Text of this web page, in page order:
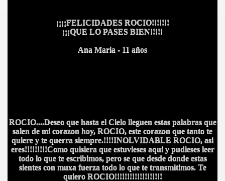
¡¡¡¡FELICIDADES ROCIO!!!!!!!
¡¡¡QUE LO PASES BIEN!!!!!
Ana Maria - 11 años
ROCIO....Deseo que hasta el Cielo lleguen estas palabras que
salen de mi corazon hoy, ROCIO, este corazon que tanto te
quiere y te querra siempre.!!!!INOLVIDABLE ROCIO, asi
eres!!!!!!!!!Como quisiera que estuvieses aqui y pudieses leer
todo lo que te escribimos, pero se que desde donde estas
sientes con muxa fuerza todo lo que te transmitimos. Te
quiero ROCIO!!!!!!!!!!!!!!!!!!!